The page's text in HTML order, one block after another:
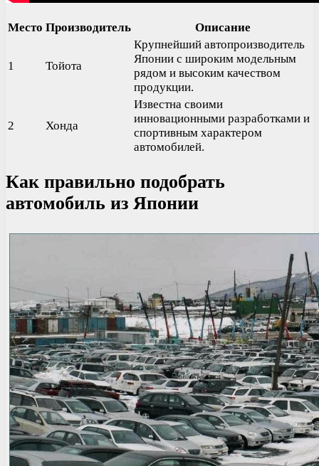
Место Производитель Описание
1 Тойота
Крупнейший автопроизводитель
Японии с широким модельным
рядом и высоким качеством
продукции.
2 Хонда
Известна своими
инновационными разработками и
спортивным характером
автомобилей.
Как правильно подобрать
автомобиль из Японии